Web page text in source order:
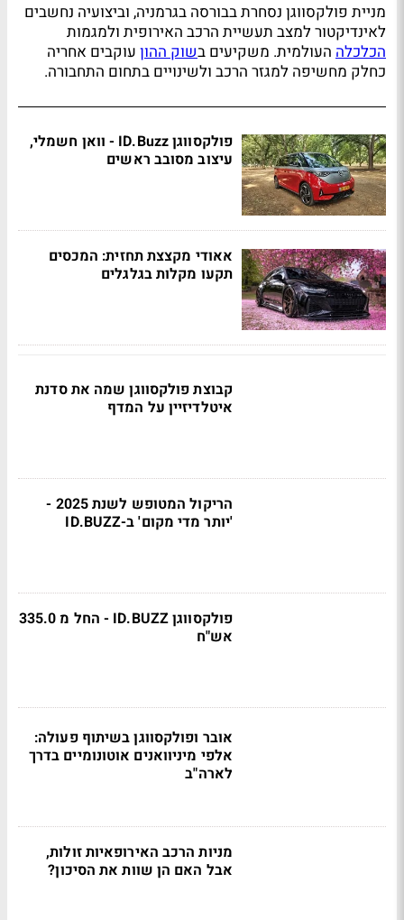
מניית פולקסווגן נסחרת בבורסה בגרמניה, וביצועיה נחשבים
לאינדיקטור למצב תעשיית הרכב האירופית ולמגמות
הכלכלה העולמית. משקיעים בשוק ההון עוקבים אחריה
כחלק מחשיפה למגזר הרכב ולשינויים בתחום התחבורה.
פולקסווגן ID.Buzz - וואן חשמלי,
עיצוב מסובב ראשים
אאודי מקצצת תחזית: המכסים
תקעו מקלות בגלגלים
קבוצת פולקסווגן שמה את סדנת
איטלדיזיין על המדף
הריקול המטופש לשנת 2025 -
'יותר מדי מקום' ב-ID.BUZZ
פולקסווגן ID.BUZZ - החל מ 335.0
אש"ח
אובר ופולקסווגן בשיתוף פעולה:
אלפי מיניוואנים אוטונומיים בדרך
לארה"ב
מניות הרכב האירופאיות זולות,
אבל האם הן שוות את הסיכון?